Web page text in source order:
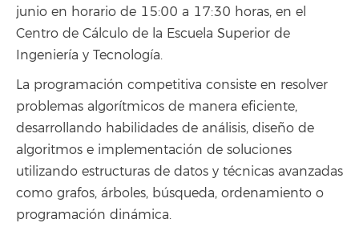
junio en horario de 15:00 a 17:30 horas, en el
Centro de Cálculo de la Escuela Superior de
Ingeniería y Tecnología.
La programación competitiva consiste en resolver
problemas algorítmicos de manera eficiente,
desarrollando habilidades de análisis, diseño de
algoritmos e implementación de soluciones
utilizando estructuras de datos y técnicas avanzadas
como grafos, árboles, búsqueda, ordenamiento o
programación dinámica.